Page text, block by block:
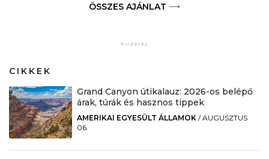
ÖSSZES AJÁNLAT
CIKKEK
Grand Canyon útikalauz: 2026-os belépő
árak, túrák és hasznos tippek
AMERIKAI EGYESÜLT ÁLLAMOK /AUGUSZTUS
06.